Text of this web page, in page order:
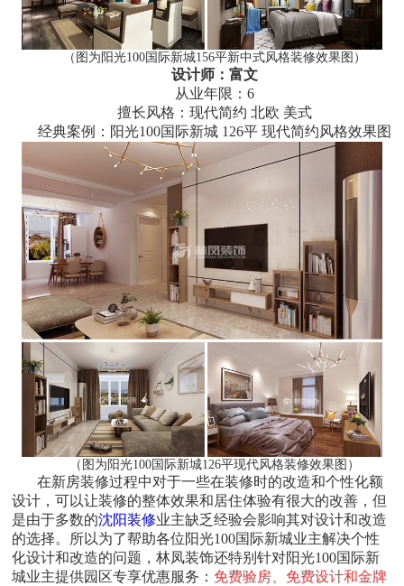
（图为阳光100国际新城156平新中式风格装修效果图）
设计师：富文
从业年限：6
擅长风格：现代简约 北欧 美式
经典案例：阳光100国际新城 126平 现代简约风格效果图
（图为阳光100国际新城126平现代风格装修效果图）
在新房装修过程中对于一些在装修时的改造和个性化额
设计，可以让装修的整体效果和居住体验有很大的改善，但
是由于多数的沈阳装修业主缺乏经验会影响其对设计和改造
的选择。所以为了帮助各位阳光100国际新城业主解决个性
化设计和改造的问题，林凤装饰还特别针对阳光100国际新
城业主提供园区专享优惠服务： 免费验房、免费设计和金牌